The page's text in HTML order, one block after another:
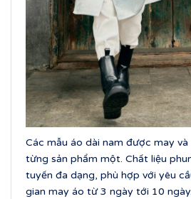
Các mẫu áo dài nam được may
từng sản phẩm một. Chất liệu
tuyến đa dạng, phù hợp với yêu
gian may áo từ 3 ngày tới 10 ngày.